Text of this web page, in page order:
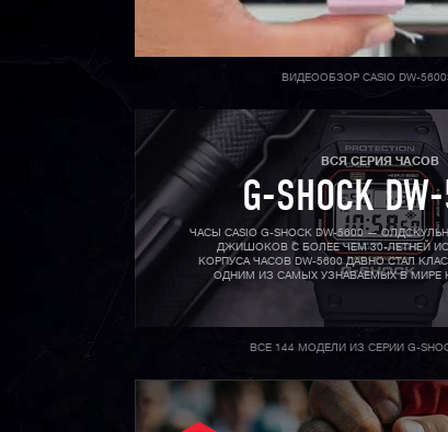
ВИДЕООБЗОР CASIO DW-
ВСЯ СЕРИЯ ЧАСОВ
G-SHOCK
ЧАСЫ CASIO G-SHOCK DW-5600 —
ДЖИШОКОВ С БОЛЕЕ ЧЕМ 30-ЛЕТНЕЙ
КОРПУСА ЧАСОВ DW-5600 ДАВНО СТАЛ
ОДНИМ ИЗ САМЫХ УЗНАВАЕМЫХ В МИРЕ
ВСЕ 144 МОДЕЛИ ИЗ СЕРИИ G-